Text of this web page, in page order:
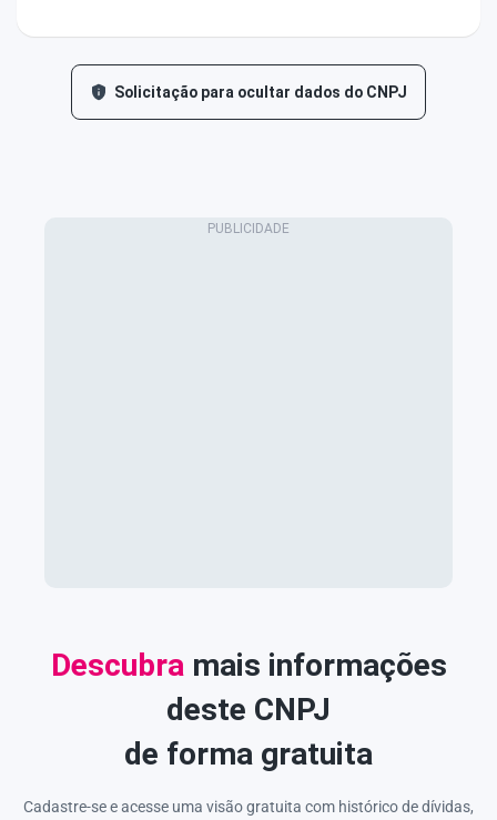
Solicitação para ocultar dados do CNPJ
Descubra mais informações
deste CNPJ
de forma gratuita
Cadastre-se e acesse uma visão gratuita com histórico de dívidas,